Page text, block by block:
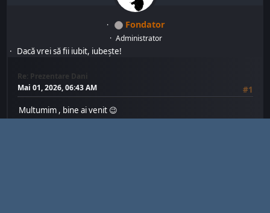
Fondator
Administrator
Dacă vrei să fii iubit, iubește!
Re: Prezentare Dani
Mai 01, 2026, 06:43 AM
#1
Multumim , bine ai venit 😉